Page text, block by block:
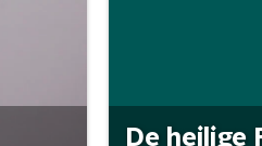
De heilige